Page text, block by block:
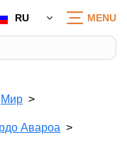
RU MENU
Мир
Авароа